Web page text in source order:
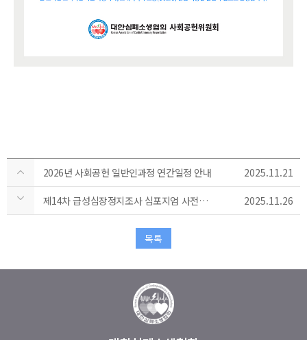
2026년 사회공헌 일반인과정 연간일정 안내 2025.11.21
제14차 급성심장정지조사 심포지엄 사전등록 안내 2025.11.26
목록